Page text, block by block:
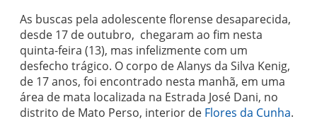
As buscas pela adolescente florense desaparecida,
desde 17 de outubro, chegaram ao fim nesta
quinta-feira (13), mas infelizmente com um
desfecho trágico. O corpo de Alanys da Silva Kenig,
de 17 anos, foi encontrado nesta manhã, em uma
área de mata localizada na Estrada José Dani, no
distrito de Mato Perso, interior de Flores da Cunha.